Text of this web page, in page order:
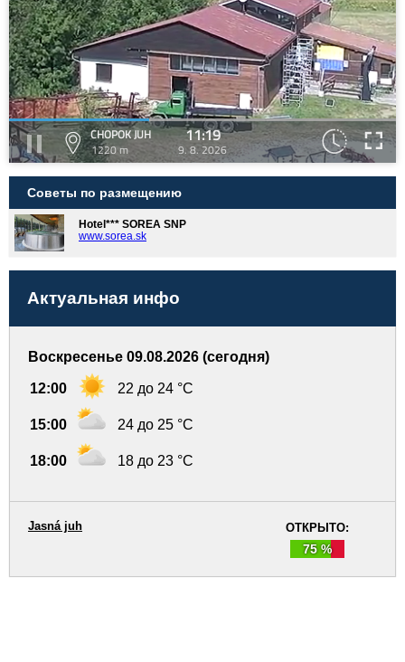
CHOPOK JUH
1220 m
11:19
9. 8. 2026
Советы по размещению
Hotel*** SOREA SNP
www.sorea.sk
Актуальная инфо
Воскресенье 09.08.2026 (сегодня)
12:00 22 до 24 °C
15:00 24 до 25 °C
18:00 18 до 23 °C
ОТКРЫТО:
75 %
Jasná juh